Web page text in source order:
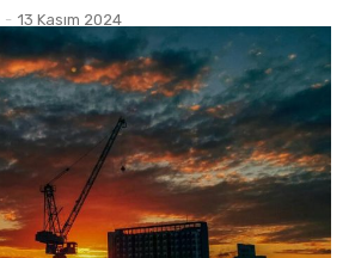
- 13 Kasım 2024